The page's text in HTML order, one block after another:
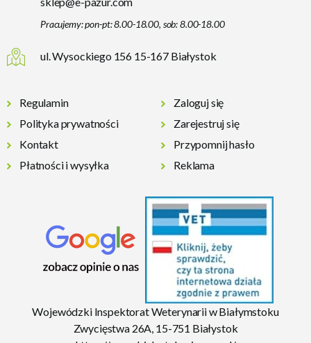
Pracujemy: pon-pt: 8.00-18.00, sob: 8.00-18.00
ul. Wysockiego 156 15-167 Białystok
Regulamin
Polityka prywatności
Kontakt
Płatności i wysyłka
Zaloguj się
Zarejestruj się
Przypomnij hasło
Reklama
Wojewódzki Inspektorat Weterynarii w Białymstoku
Zwycięstwa 26A, 15-751 Białystok